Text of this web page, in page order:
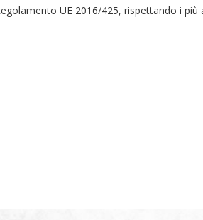
UE 2016/425, rispettando i più